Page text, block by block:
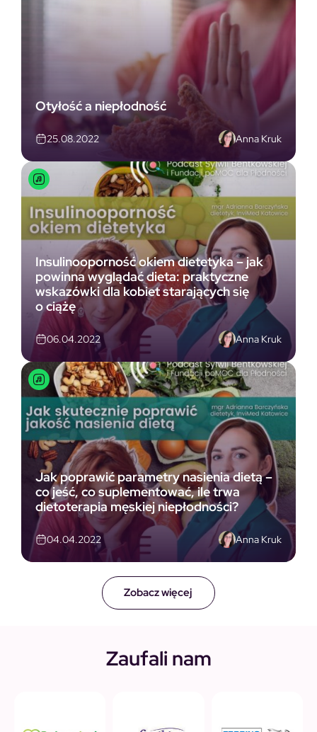
Zobacz więcej
Otyłość a niepłodność
25.08.2022 Anna Kruk
Insulinooporność okiem dietetyka – jak
powinna wyglądać dieta: praktyczne
wskazówki dla kobiet starających się
o ciążę
06.04.2022 Anna Kruk
Jak poprawić parametry nasienia dietą –
co jeść, co suplementować, ile trwa
dietoterapia męskiej niepłodności?
04.04.2022 Anna Kruk
Zaufali nam